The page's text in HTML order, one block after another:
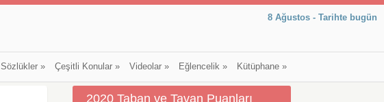
8 Ağustos - Tarihte bugün
Sözlükler» Çeşitli Konular» Videolar» Eğlencelik» Kütüphane»
2020 Taban ve Tavan Puanları